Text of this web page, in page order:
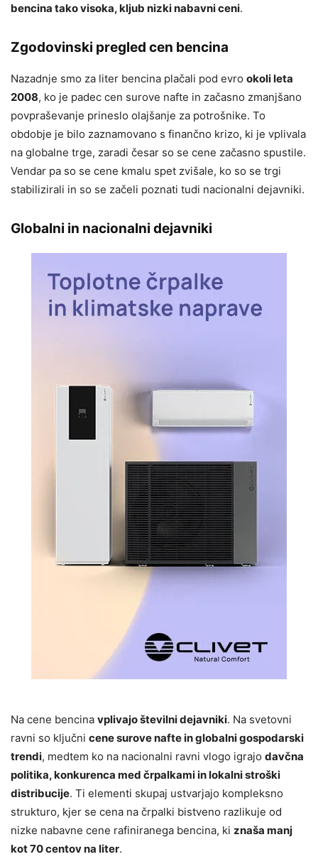
bencina tako visoka, kljub nizki nabavni ceni.
Zgodovinski pregled cen bencina
Nazadnje smo za liter bencina plačali pod evro okoli leta
2008, ko je padec cen surove nafte in začasno zmanjšano
povpraševanje prineslo olajšanje za potrošnike. To
obdobje je bilo zaznamovano s finančno krizo, ki je vplivala
na globalne trge, zaradi česar so se cene začasno spustile.
Vendar pa so se cene kmalu spet zvišale, ko so se trgi
stabilizirali in so se začeli poznati tudi nacionalni dejavniki.
Globalni in nacionalni dejavniki
Na cene bencina vplivajo številni dejavniki. Na svetovni
ravni so ključni cene surove nafte in globalni gospodarski
trendi, medtem ko na nacionalni ravni vlogo igrajo davčna
politika, konkurenca med črpalkami in lokalni stroški
distribucije. Ti elementi skupaj ustvarjajo kompleksno
strukturo, kjer se cena na črpalki bistveno razlikuje od
nizke nabavne cene rafiniranega bencina, ki znaša manj
kot 70 centov na liter.